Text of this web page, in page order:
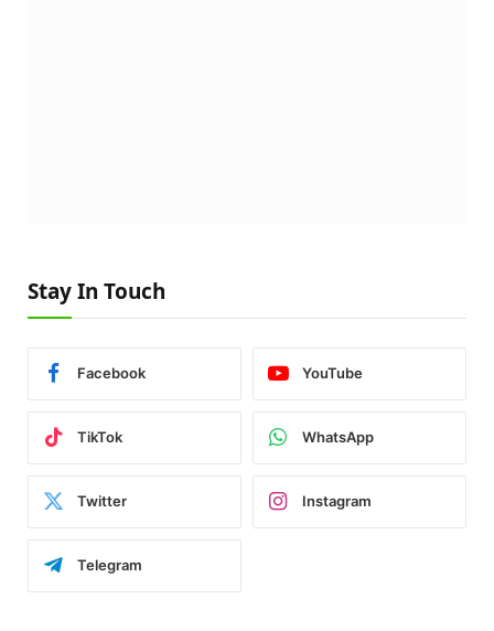
Stay In Touch
Facebook YouTube
TikTok WhatsApp
Twitter Instagram
Telegram